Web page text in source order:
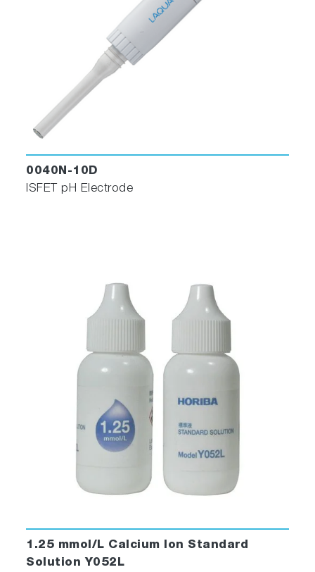
0040N-10D
ISFET pH Electrode
1.25 mmol/L Calcium Ion Standard
Solution Y052L